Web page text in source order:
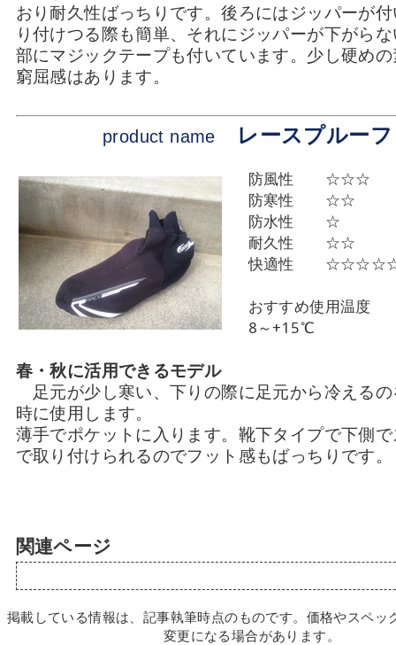
おり耐久性ばっちりです。後ろにはジッパーが
り付けつる際も簡単、それにジッパーが下がら
部にマジックテープも付いています。少し硬め
窮屈感はあります。
product name レースプルーフ
防風性 ☆☆☆
防寒性 ☆☆
防水性 ☆
耐久性 ☆☆
快適性
おすすめ使用温度
8～+15℃
春・秋に活用できるモデル
足元が少し寒い、下りの際に足元から冷える
時に使用します。
薄手でポケットに入ります。靴下タイプで下側
で取り付けられるのでフット感もばっちりです。
関連ページ
掲載している情報は、記事執筆時点のものです。価格やスペッ
変更になる場合があります。